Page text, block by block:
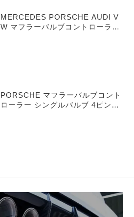
MERCEDES PORSCHE AUDI V
W マフラーバルブコントローラー
PORSCHE マフラーバルブコント
ローラー シングルバルブ 4ピンタ